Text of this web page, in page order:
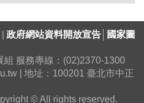
政府網站資料開放宣告
國家圖
組 服務專線：(02)2370-1300
| 地址：100201 臺北市中正
© All rights reserved.